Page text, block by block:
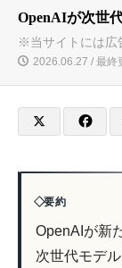
OpenAIが次世
※当サイトには広
2026.06.27 / 最終
要約
OpenAIが新
次世代モデ